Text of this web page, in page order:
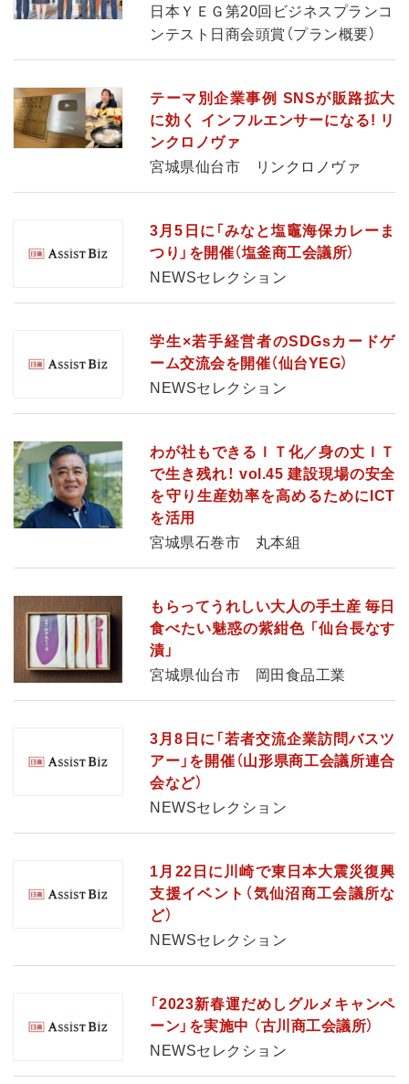
日本ＹＥＧ第20回ビジネスプランコ
ンテスト日商会頭賞（プラン概要）
テーマ別企業事例 SNSが販路拡大
に効く インフルエンサーになる! リ
ンクロノヴァ
宮城県仙台市 リンクロノヴァ
3月5日に「みなと塩竈海保カレーま
つり」を開催（塩釜商工会議所）
NEWSセレクション
学生×若手経営者のSDGsカードゲ
ーム交流会を開催（仙台YEG）
NEWSセレクション
わが社もできるＩＴ化／身の丈ＩＴ
で生き残れ！ vol.45 建設現場の安全
を守り生産効率を高めるためにICT
を活用
宮城県石巻市 丸本組
もらってうれしい大人の手土産 毎日
食べたい魅惑の紫紺色 「仙台長なす
漬」
宮城県仙台市 岡田食品工業
3月8日に「若者交流企業訪問バスツ
アー」を開催（山形県商工会議所連合
会など）
NEWSセレクション
1月22日に川崎で東日本大震災復興
支援イベント（気仙沼商工会議所な
ど）
NEWSセレクション
「2023新春運だめしグルメキャンペ
ーン」を実施中 （古川商工会議所）
NEWSセレクション